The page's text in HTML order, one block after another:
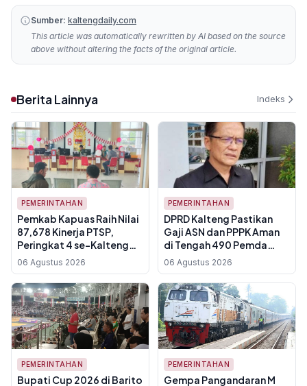
Sumber: kaltengdaily.com
This article was automatically rewritten by AI based on the source
above without altering the facts of the original article.
Berita Lainnya Indeks
PEMERINTAHAN
Pemkab Kapuas Raih Nilai
87,678 Kinerja PTSP,
Peringkat 4 se-Kalteng
dan Naik 17 Poin dari 2024
06 Agustus 2026
PEMERINTAHAN
DPRD Kalteng Pastikan
Gaji ASN dan PPPK Aman
di Tengah 490 Pemda
Tertekan Fiskal, Transfer
Pusat Jadi Kunci
06 Agustus 2026
PEMERINTAHAN
Bupati Cup 2026 di Barito
PEMERINTAHAN
Gempa Pangandaran M